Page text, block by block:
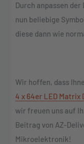
Durch anpassen der
nun beliebige
diese dann wie
Wir hoffen, dass
4 x 64er LED Matrix
wir freuen uns auf
Beitrag von AZ-
Mikroelektronik!